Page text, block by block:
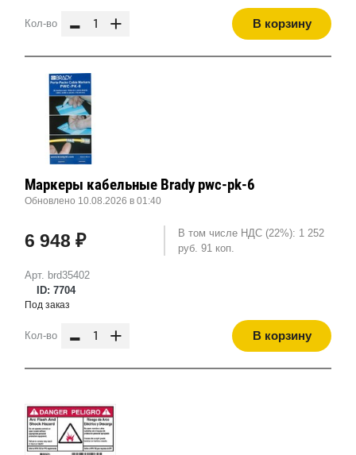
Кол-во - + В корзину
Арт. brd35402
ID: 7704
Маркеры кабельные Brady pwc-pk-6
Обновлено 10.08.2026 в 01:40
6 948 ₽
В том числе НДС (22%): 1 252
руб. 91 коп.
Под заказ
Кол-во - + В корзину